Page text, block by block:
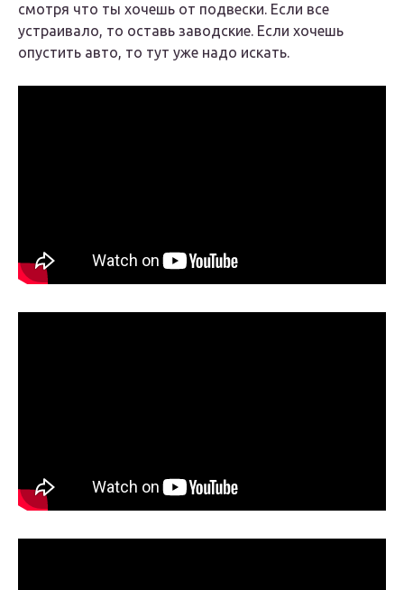
смотря что ты хочешь от подвески. Если все
устраивало, то оставь заводские. Если хочешь
опустить авто, то тут уже надо искать.